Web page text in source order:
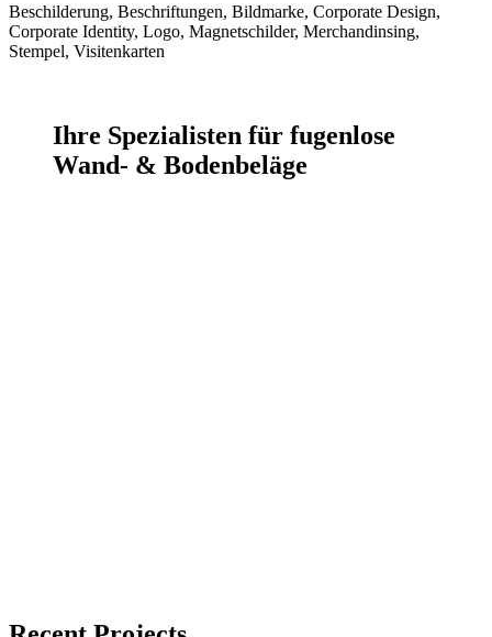
Beschilderung, Beschriftungen, Bildmarke, Corporate Design,
Corporate Identity, Logo, Magnetschilder, Merchandinsing,
Stempel, Visitenkarten
Ihre Spezialisten für fugenlose
Wand- & Bodenbeläge